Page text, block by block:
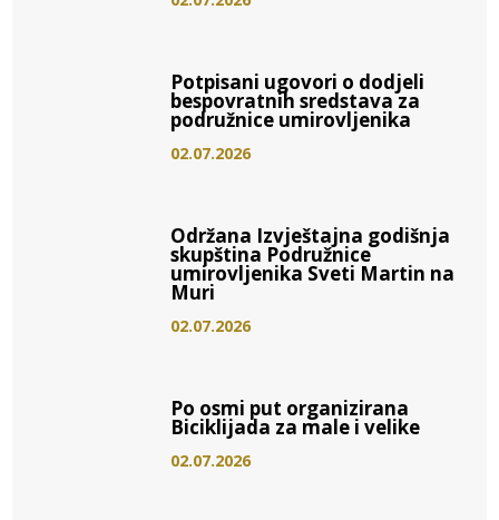
Potpisani ugovori o dodjeli
bespovratnih sredstava za
podružnice umirovljenika
02.07.2026
Održana Izvještajna godišnja
skupština Podružnice
umirovljenika Sveti Martin na
Muri
02.07.2026
Po osmi put organizirana
Biciklijada za male i velike
02.07.2026